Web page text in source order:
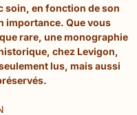
soin, en fonction de son
importance. Que vous
rare, une monographie
chez Levigon,
lus, mais aussi